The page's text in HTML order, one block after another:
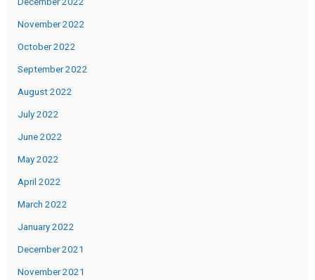
November 2022
October 2022
September 2022
August 2022
July 2022
June 2022
May 2022
April 2022
March 2022
January 2022
December 2021
November 2021